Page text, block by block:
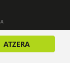
ATZERA